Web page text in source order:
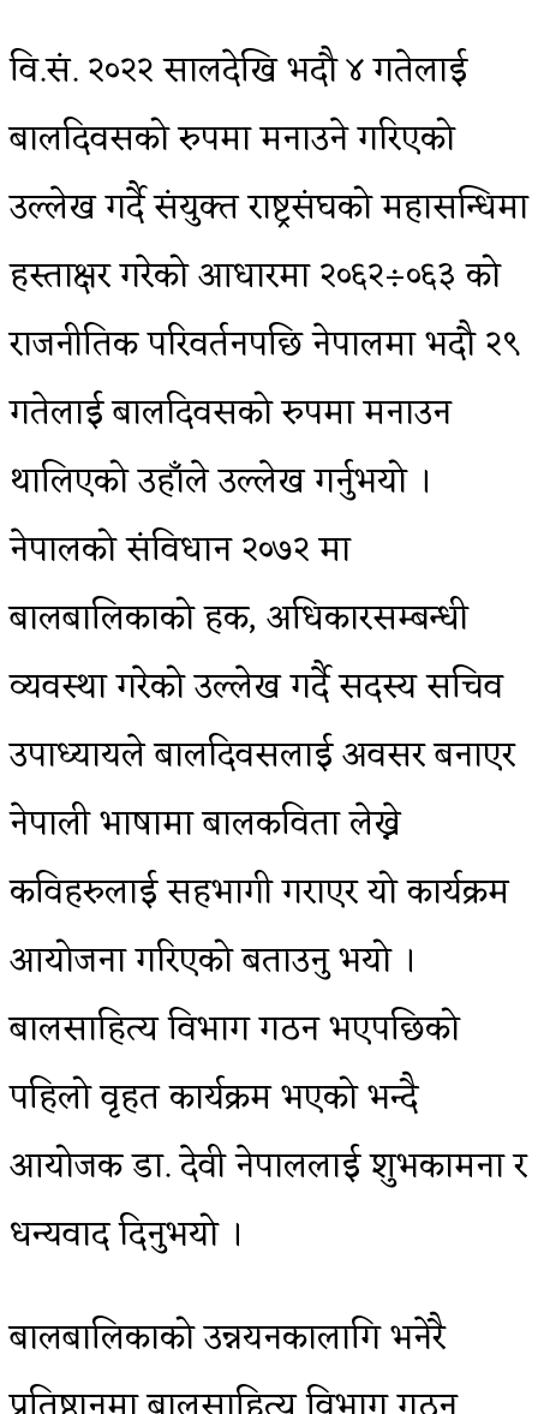
वि.सं. २०२२ सालदेखि भदौ ४ गतेलाई
बालदिवसको रुपमा मनाउने गरिएको
उल्लेख गर्दै संयुक्त राष्ट्रसंघको महासन्धिमा
हस्ताक्षर गरेको आधारमा २०६२÷०६३ को
राजनीतिक परिवर्तनपछि नेपालमा भदौ २९
गतेलाई बालदिवसको रुपमा मनाउन
थालिएको उहाँले उल्लेख गर्नुभयो ।
नेपालको संविधान २०७२ मा
बालबालिकाको हक, अधिकारसम्बन्धी
व्यवस्था गरेको उल्लेख गर्दै सदस्य सचिव
उपाध्यायले बालदिवसलाई अवसर बनाएर
नेपाली भाषामा बालकविता लेख्ने
कविहरुलाई सहभागी गराएर यो कार्यक्रम
आयोजना गरिएको बताउनु भयो ।
बालसाहित्य विभाग गठन भएपछिको
पहिलो वृहत कार्यक्रम भएको भन्दै
आयोजक डा. देवी नेपाललाई शुभकामना र
धन्यवाद दिनुभयो ।
बालबालिकाको उन्नयनकालागि भनेरै